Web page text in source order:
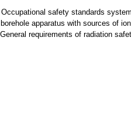
Occupational safety standards
apparatus with sources of
General requirements of radiation